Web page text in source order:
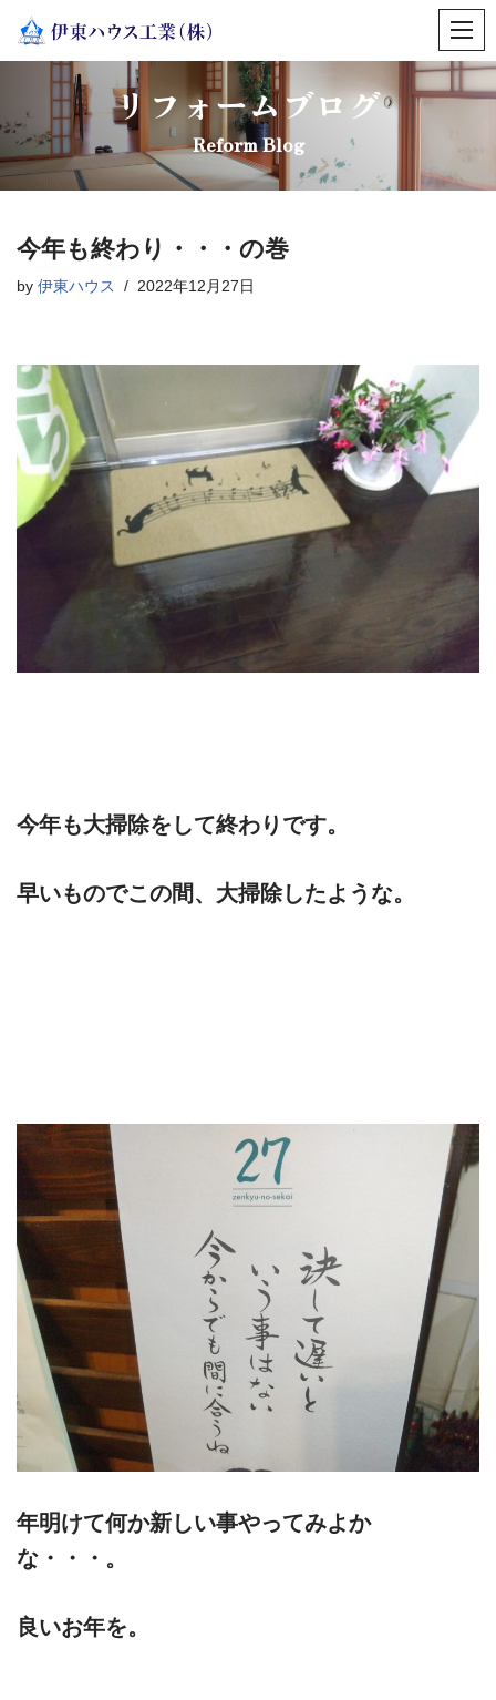
コ
テ
ン
ツ
へ
キ
プ
リフォームブログ
Reform Blog
今年も終わり・・・の巻
by 伊東ハウス 2022年12月27日
今年も大掃除をして終わりです。
早いものでこの間、大掃除したような。
年明けて何か新しい事やってみよか
な・・・。
良いお年を。